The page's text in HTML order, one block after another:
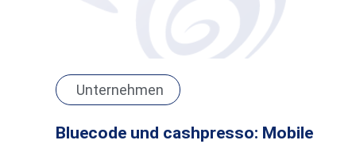
Unternehmen
Bluecode und cashpresso: Mobile